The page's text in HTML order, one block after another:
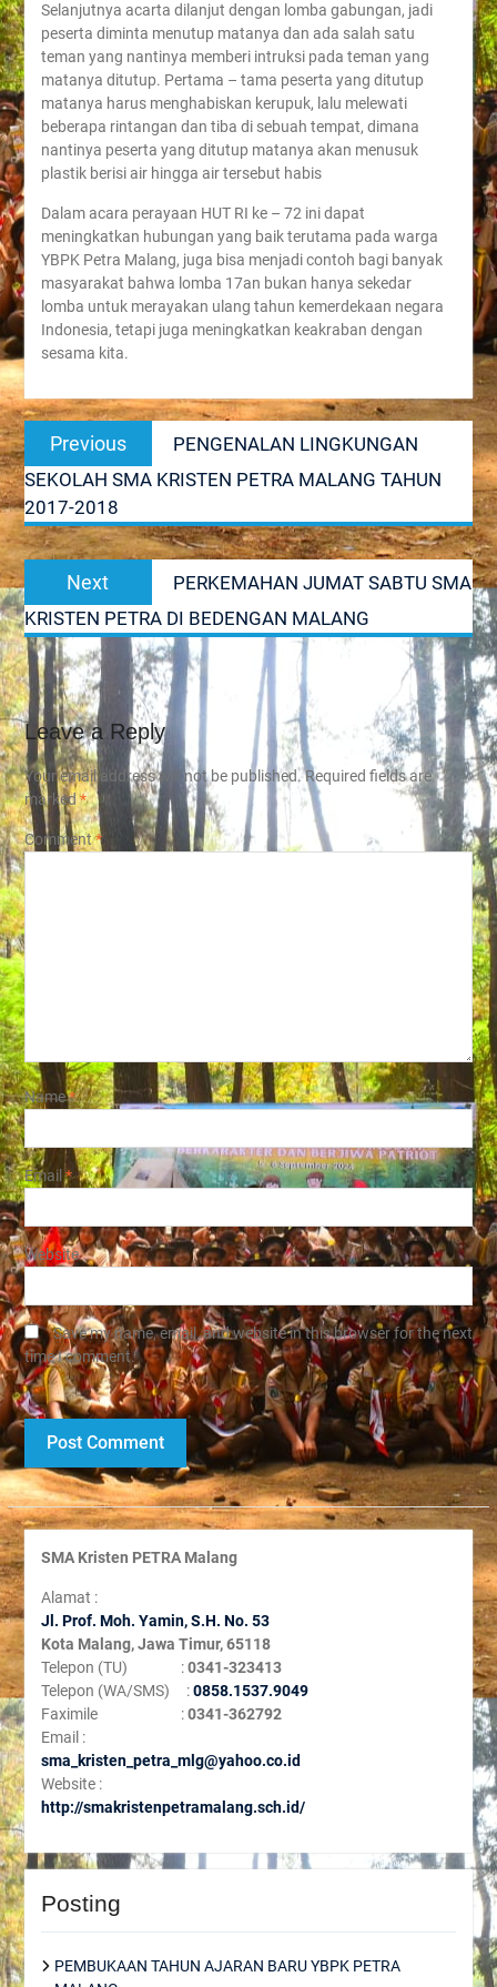
Selanjutnya acarta dilanjut dengan lomba gabungan, jadi
peserta diminta menutup matanya dan ada salah satu
teman yang nantinya memberi intruksi pada teman yang
matanya ditutup. Pertama – tama peserta yang ditutup
matanya harus menghabiskan kerupuk, lalu melewati
beberapa rintangan dan tiba di sebuah tempat, dimana
nantinya peserta yang ditutup matanya akan menusuk
plastik berisi air hingga air tersebut habis
Dalam acara perayaan HUT RI ke – 72 ini dapat
meningkatkan hubungan yang baik terutama pada warga
YBPK Petra Malang, juga bisa menjadi contoh bagi banyak
masyarakat bahwa lomba 17an bukan hanya sekedar
lomba untuk merayakan ulang tahun kemerdekaan negara
Indonesia, tetapi juga meningkatkan keakraban dengan
sesama kita.
Post
navigation
Previous
post:
PENGENALAN LINGKUNGAN
SEKOLAH SMA KRISTEN PETRA MALANG TAHUN
2017-2018
Next
post:
PERKEMAHAN JUMAT SABTU SMA
KRISTEN PETRA DI BEDENGAN MALANG
Leave a Reply
Your email address will not be published. Required fields are
marked*
Comment*
Name*
Email*
Website
Save my name, email, and website in this browser for the next
time I comment.
SMA Kristen PETRA Malang
Alamat :
Jl. Prof. Moh. Yamin, S.H. No. 53
Kota Malang, Jawa Timur, 65118
Telepon (TU) :0341-323413
Telepon (WA/SMS) :0858.1537.9049
Faximile :0341-362792
Email :
sma_kristen_petra_mlg@yahoo.co.id
Website :
http://smakristenpetramalang.sch.id/
Posting
PEMBUKAAN TAHUN AJARAN BARU YBPK PETRA